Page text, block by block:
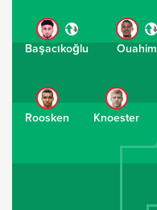
Knoester
Roosken
Ouahim
Başacıkoğlu